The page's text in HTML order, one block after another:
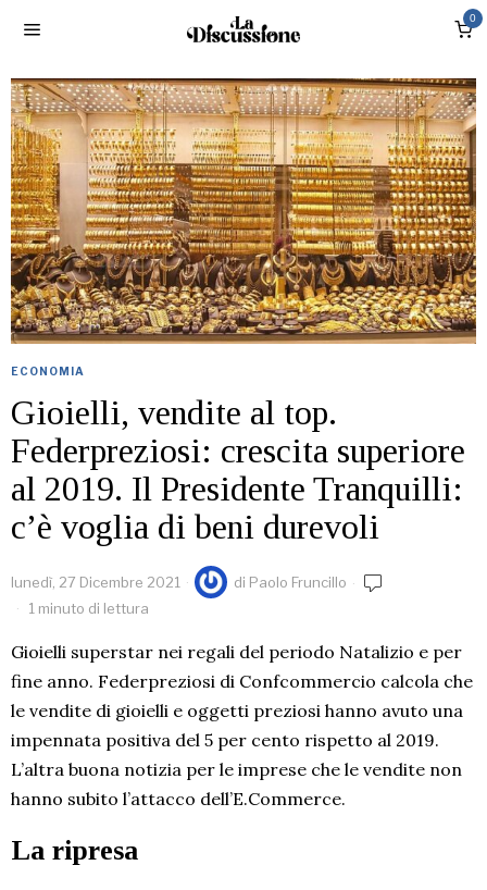
0
ECONOMIA
Gioielli, vendite al top.
Federpreziosi: crescita superiore
al 2019. Il Presidente Tranquilli:
c’è voglia di beni durevoli
lunedì, 27 Dicembre 2021 di Paolo Fruncillo
1 minuto di lettura
Gioielli superstar nei regali del periodo Natalizio e per
fine anno. Federpreziosi di Confcommercio calcola che
le vendite di gioielli e oggetti preziosi hanno avuto una
impennata positiva del 5 per cento rispetto al 2019.
L’altra buona notizia per le imprese che le vendite non
hanno subito l’attacco dell’E.Commerce.
La ripresa